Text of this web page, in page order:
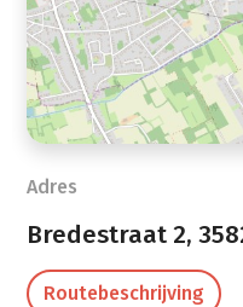
Adres
Bredestraat 2,
Routebeschrijving